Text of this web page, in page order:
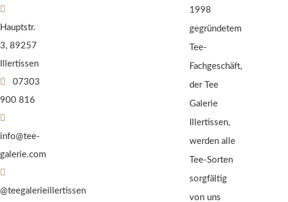
Hauptstr.
3, 89257
Illertissen
07303
900 816
info@tee-
galerie.com
@teegalerieillertissen
1998
gegründetem
Tee-
Fachgeschäft,
der Tee
Galerie
Illertissen,
werden alle
Tee-Sorten
sorgfältig
von uns